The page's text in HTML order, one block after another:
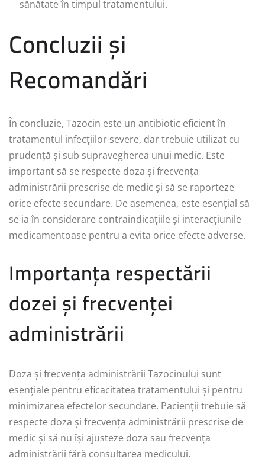
sănătate în timpul tratamentului.
Concluzii și
Recomandări
În concluzie, Tazocin este un antibiotic eficient în
tratamentul infecțiilor severe, dar trebuie utilizat cu
prudență și sub supravegherea unui medic. Este
important să se respecte doza și frecvența
administrării prescrise de medic și să se raporteze
orice efecte secundare. De asemenea, este esențial să
se ia în considerare contraindicațiile și interacțiunile
medicamentoase pentru a evita orice efecte adverse.
Importanța respectării
dozei și frecvenței
administrării
Doza și frecvența administrării Tazocinului sunt
esențiale pentru eficacitatea tratamentului și pentru
minimizarea efectelor secundare. Pacienții trebuie să
respecte doza și frecvența administrării prescrise de
medic și să nu își ajusteze doza sau frecvența
administrării fără consultarea medicului.